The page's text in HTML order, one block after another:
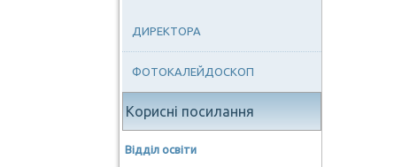
ДИРЕКТОРА
ФОТОКАЛЕЙДОСКОП
Корисні посилання
Відділ освіти